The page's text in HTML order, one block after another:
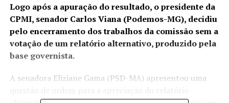
Logo após a apuração do resultado, o presidente da
CPMI, senador Carlos Viana (Podemos-MG), decidiu
pelo encerramento dos trabalhos da comissão sem a
votação de um relatório alternativo, produzido pela
base governista.
A senadora Eliziane Gama (PSD-MA) apresentou uma